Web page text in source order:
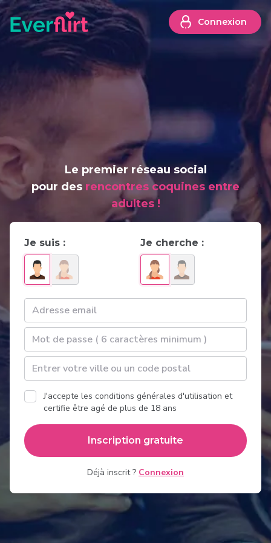
Connexion
Le premier réseau social
pour des rencontres coquines entre
adultes !
Je suis : Je cherche :
J'accepte les conditions générales d'utilisation et
certifie être agé de plus de 18 ans
Inscription gratuite
Déjà inscrit ? Connexion